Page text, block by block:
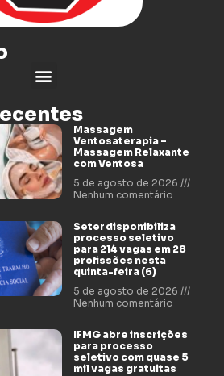
Massagem
Ventosaterapia –
Massagem Relaxante
com Ventosa
5 de agosto de 2026
Nenhum comentário
Seter disponibiliza
processo seletivo
para 214 vagas em 28
profissões nesta
quinta-feira (6)
5 de agosto de 2026
Nenhum comentário
IFMG abre inscrições
para processo
seletivo com quase 5
mil vagas gratuitas